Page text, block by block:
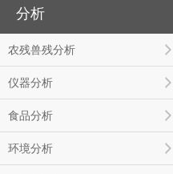
分析
农残兽残分析
仪器分析
食品分析
环境分析